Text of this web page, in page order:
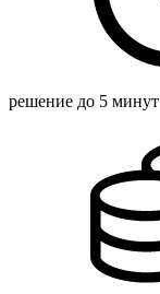
решение до 5 минут